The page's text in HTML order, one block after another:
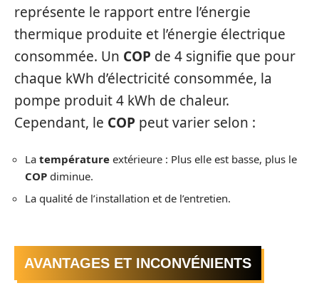
représente le rapport entre l’énergie
thermique produite et l’énergie électrique
consommée. Un COP de 4 signifie que pour
chaque kWh d’électricité consommée, la
pompe produit 4 kWh de chaleur.
Cependant, le COP peut varier selon :
La température extérieure : Plus elle est basse, plus le
COP diminue.
La qualité de l’installation et de l’entretien.
AVANTAGES ET INCONVÉNIENTS